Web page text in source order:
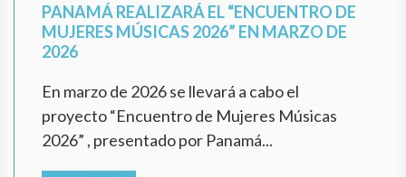
PANAMÁ REALIZARÁ EL “ENCUENTRO DE
MUJERES MÚSICAS 2026” EN MARZO DE
2026
En marzo de 2026 se llevará a cabo el
proyecto “Encuentro de Mujeres Músicas
2026” , presentado por Panamá...